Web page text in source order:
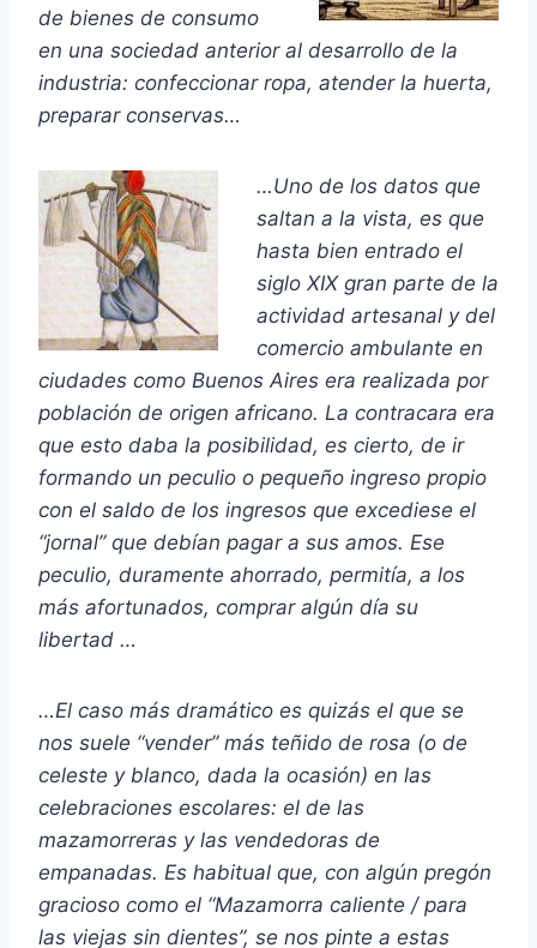
de bienes de consumo
en una sociedad anterior al desarrollo de la
industria: confeccionar ropa, atender la huerta,
preparar conservas…
…Uno de los datos que
saltan a la vista, es que
hasta bien entrado el
siglo XIX gran parte de la
actividad artesanal y del
comercio ambulante en
ciudades como Buenos Aires era realizada por
población de origen africano. La contracara era
que esto daba la posibilidad, es cierto, de ir
formando un peculio o pequeño ingreso propio
con el saldo de los ingresos que excediese el
“jornal” que debían pagar a sus amos. Ese
peculio, duramente ahorrado, permitía, a los
más afortunados, comprar algún día su
libertad …
…El caso más dramático es quizás el que se
nos suele “vender” más teñido de rosa (o de
celeste y blanco, dada la ocasión) en las
celebraciones escolares: el de las
mazamorreras y las vendedoras de
empanadas. Es habitual que, con algún pregón
gracioso como el “Mazamorra caliente / para
las viejas sin dientes”, se nos pinte a estas